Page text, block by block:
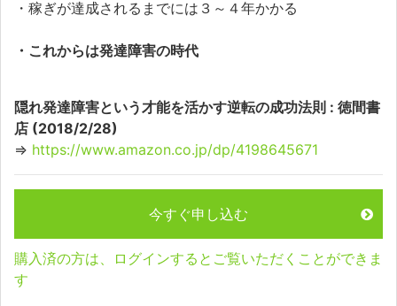
・稼ぎが達成されるまでには３～４年かかる
・これからは発達障害の時代
隠れ発達障害という才能を活かす逆転の成功法則 : 徳間書
店 (2018/2/28)
⇒ https://www.amazon.co.jp/dp/4198645671
今すぐ申し込む
購入済の方は、ログインするとご覧いただくことができま
す